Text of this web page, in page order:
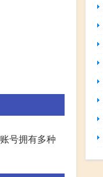
号拥有多种